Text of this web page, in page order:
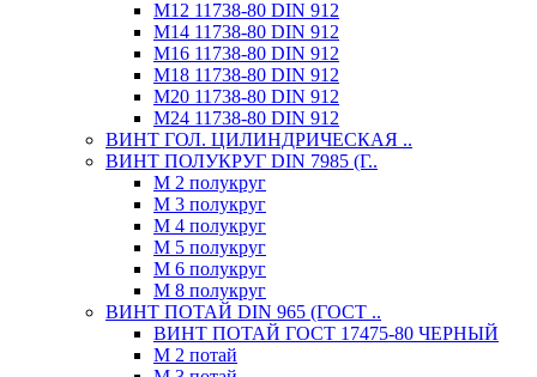
М12 11738-80 DIN 912
М14 11738-80 DIN 912
М16 11738-80 DIN 912
М18 11738-80 DIN 912
М20 11738-80 DIN 912
М24 11738-80 DIN 912
ВИНТ ГОЛ. ЦИЛИНДРИЧЕСКАЯ ..
ВИНТ ПОЛУКРУГ DIN 7985 (Г..
М 2 полукруг
М 3 полукруг
М 4 полукруг
М 5 полукруг
М 6 полукруг
М 8 полукруг
ВИНТ ПОТАЙ DIN 965 (ГОСТ ..
ВИНТ ПОТАЙ ГОСТ 17475-80 ЧЕРНЫЙ
М 2 потай